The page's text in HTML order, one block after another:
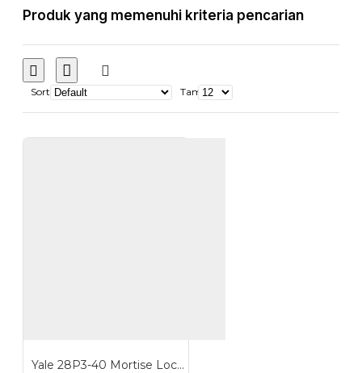
Produk yang memenuhi kriteria pencarian
Sort Tampilkan:
Yale 28P3-40 Mortise Lock 40mm Entrance Lock Case